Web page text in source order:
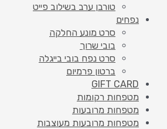
טורבן ערב בשילוב פייט
נפחים
סרט מונע החלקה
בובי שרוך
סרט נפח בובי בייגלה
ברטון פרמיום
GIFT CARD
מטפחות רקומות
מטפחות מרובעות
מטפחות מרובעות מעוצבות